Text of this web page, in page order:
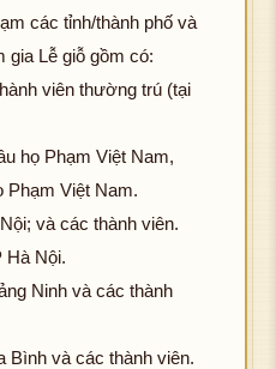
các tỉnh/thành phố và
gia Lễ giỗ gồm có:
viên thường trú (tại
họ Phạm Việt Nam,
Phạm Việt Nam.
và các thành viên.
Hà Nội.
Ninh và các thành
Bình và các thành viên.